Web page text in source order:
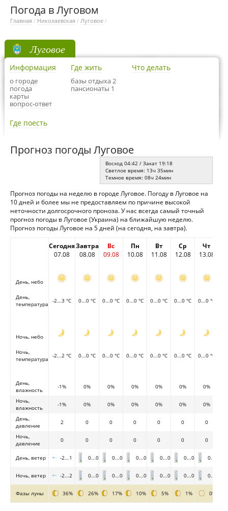
Погода в Луговом
Главная / Николаевская / Луговое /
Луговое
Информация
о городе
погода
карты
вопрос-ответ
Где жить
базы отдыха 2
пансионаты 1
Что делать
Где поесть
Прогноз погоды Луговое
Восход 04:42 / Закат 19:18
Светлое время: 13ч 35мин
Темное время: 08ч 24мин
Прогноз погоды на неделю в городе Луговое. Погоду в Луговое на
10 дней и более мы не предоставляем по причине высокой
неточности долгосрочного проноза. У нас всегда самый точный
прогноз погоды в Луговое (Украина) на ближайшую неделю.
Прогноз погоды Луговое на 5 дней (на сегодня, на завтра).
Сегодня
07.08
Завтра
08.08
Вс
09.08
Пн
10.08
Вт
11.08
Ср
12.08
Чт
13.08
День, небо
День,
температура
-2...3 °C 0...0 °C 0...0 °C 0...0 °C 0...0 °C 0...0 °C 0...0 °C
Ночь, небо
Ночь,
температура
-2...2 °C 0...0 °C 0...0 °C 0...0 °C 0...0 °C 0...0 °C 0...0 °C
День,
влажность
-1% 0% 0% 0% 0% 0%
0%
Ночь,
влажность
-1% 0% 0% 0% 0% 0%
0%
День,
давление
2 0 0 0 0 0
0
Ночь,
давление
0 0 0 0 0 0 0
День, ветер -2...1 0...0 0...0 0...0 0...0 0...0 0...0
Ночь, ветер -2...2 0...0 0...0 0...0 0...0 0...0 0...0
Фазы луны 36% 26% 17% 10% 5% 1% 0%